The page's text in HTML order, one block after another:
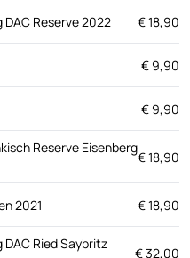
Reserve 2022 € 18,90
€ 9,90
€ 9,90
Reserve Eisenberg
€ 18,90
2021 € 18,90
Ried Saybritz
€ 32,00